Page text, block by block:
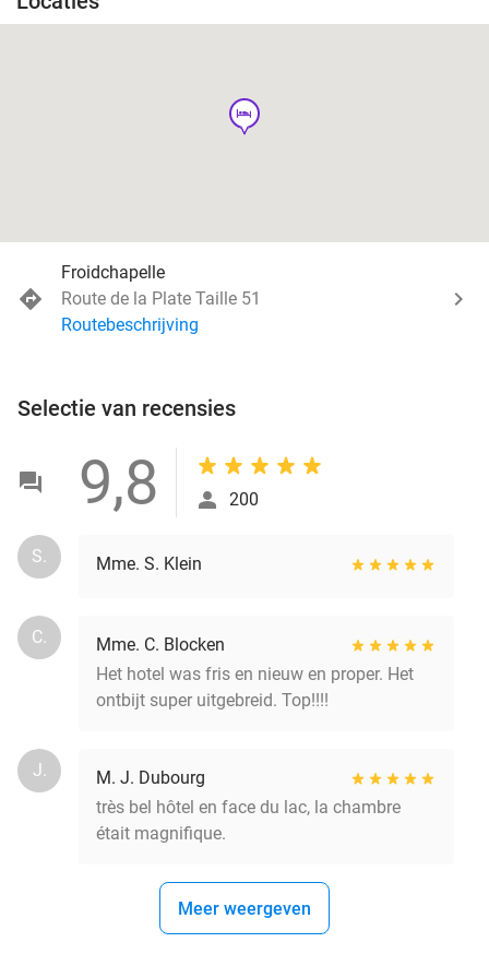
hotel
Froidchapelle
Route de la Plate Taille 51
Routebeschrijving
Selectie van recensies
9,8 200
S. Mme. S. Klein
C.
Mme. C. Blocken
Het hotel was fris en nieuw en proper. Het
ontbijt super uitgebreid. Top!!!!
J.
M. J. Dubourg
très bel hôtel en face du lac, la chambre
était magnifique.
Meer weergeven